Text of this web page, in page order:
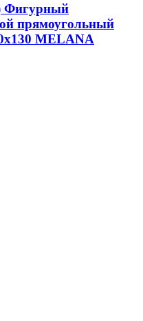
Фигурный
прямоугольный
MELANA